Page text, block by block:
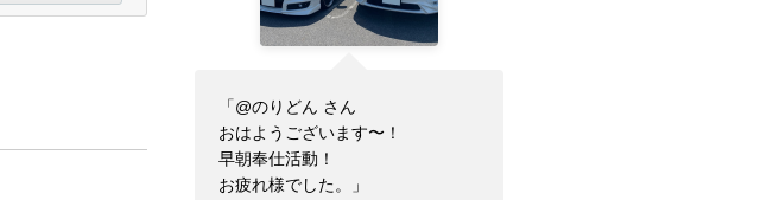
「@のりどん さん
おはようございます〜！
早朝奉仕活動！
お疲れ様でした。」